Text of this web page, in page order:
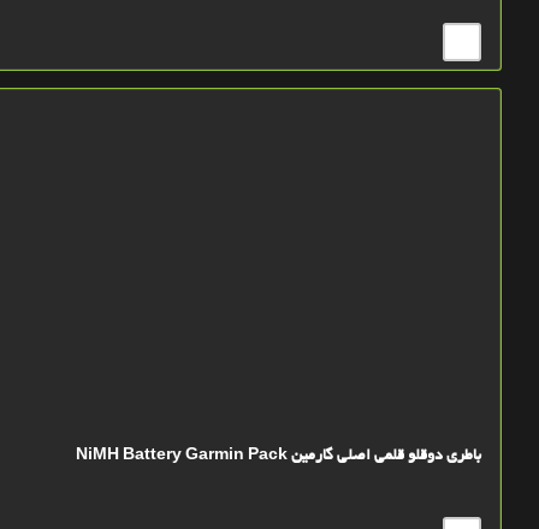
باطری دوقلو قلمی اصلی گارمین NiMH Battery Garmin Pack